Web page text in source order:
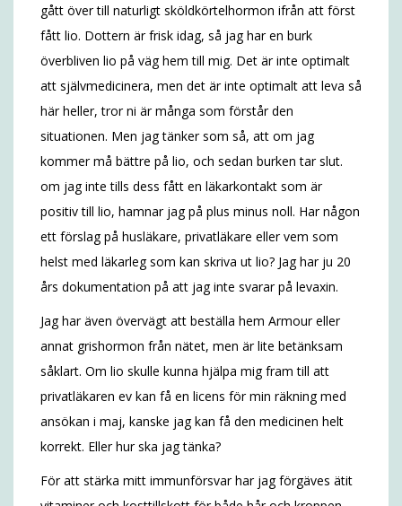
gått över till naturligt sköldkörtelhormon ifrån att först
fått lio. Dottern är frisk idag, så jag har en burk
överbliven lio på väg hem till mig. Det är inte optimalt
att självmedicinera, men det är inte optimalt att leva så
här heller, tror ni är många som förstår den
situationen. Men jag tänker som så, att om jag
kommer må bättre på lio, och sedan burken tar slut.
om jag inte tills dess fått en läkarkontakt som är
positiv till lio, hamnar jag på plus minus noll. Har någon
ett förslag på husläkare, privatläkare eller vem som
helst med läkarleg som kan skriva ut lio? Jag har ju 20
års dokumentation på att jag inte svarar på levaxin.
Jag har även övervägt att beställa hem Armour eller
annat grishormon från nätet, men är lite betänksam
såklart. Om lio skulle kunna hjälpa mig fram till att
privatläkaren ev kan få en licens för min räkning med
ansökan i maj, kanske jag kan få den medicinen helt
korrekt. Eller hur ska jag tänka?
För att stärka mitt immunförsvar har jag förgäves ätit